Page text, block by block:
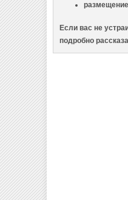
Если вас не
подробно